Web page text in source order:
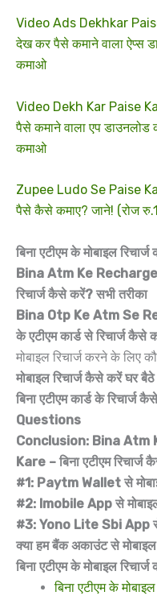
Video Ads Dekhkar
देख कर पैसे कमाने वाला ऐप्स
कमाओ
Video Dekh Kar Paise
पैसे कमाने वाला एप
कमाओ
Zupee Ludo Se Paise
पैसे कैसे कमाए? जाने! (रोज
बिना एटीएम के मोबाइल
Bina Atm Ke Recharge
रिचार्ज कैसे करें? सभी तरीका
Bina Otp Ke Atm Se
के एटीएम कार्ड से रिचार्ज कैसे
मोबाइल रिचार्ज करने के लिए
मोबाइल रिचार्ज कैसे करें घर
बिना एटीएम कार्ड के
Questions
Conclusion: Bina Atm
Kare – बिना एटीएम रिचार्ज
#1: Paytm Wallet से
#2: Imobile App से मोबाइल
#3: Yono Lite Sbi App से
क्या हम बैंक अकाउंट से
बिना एटीएम के मोबाइल
बिना एटीएम के